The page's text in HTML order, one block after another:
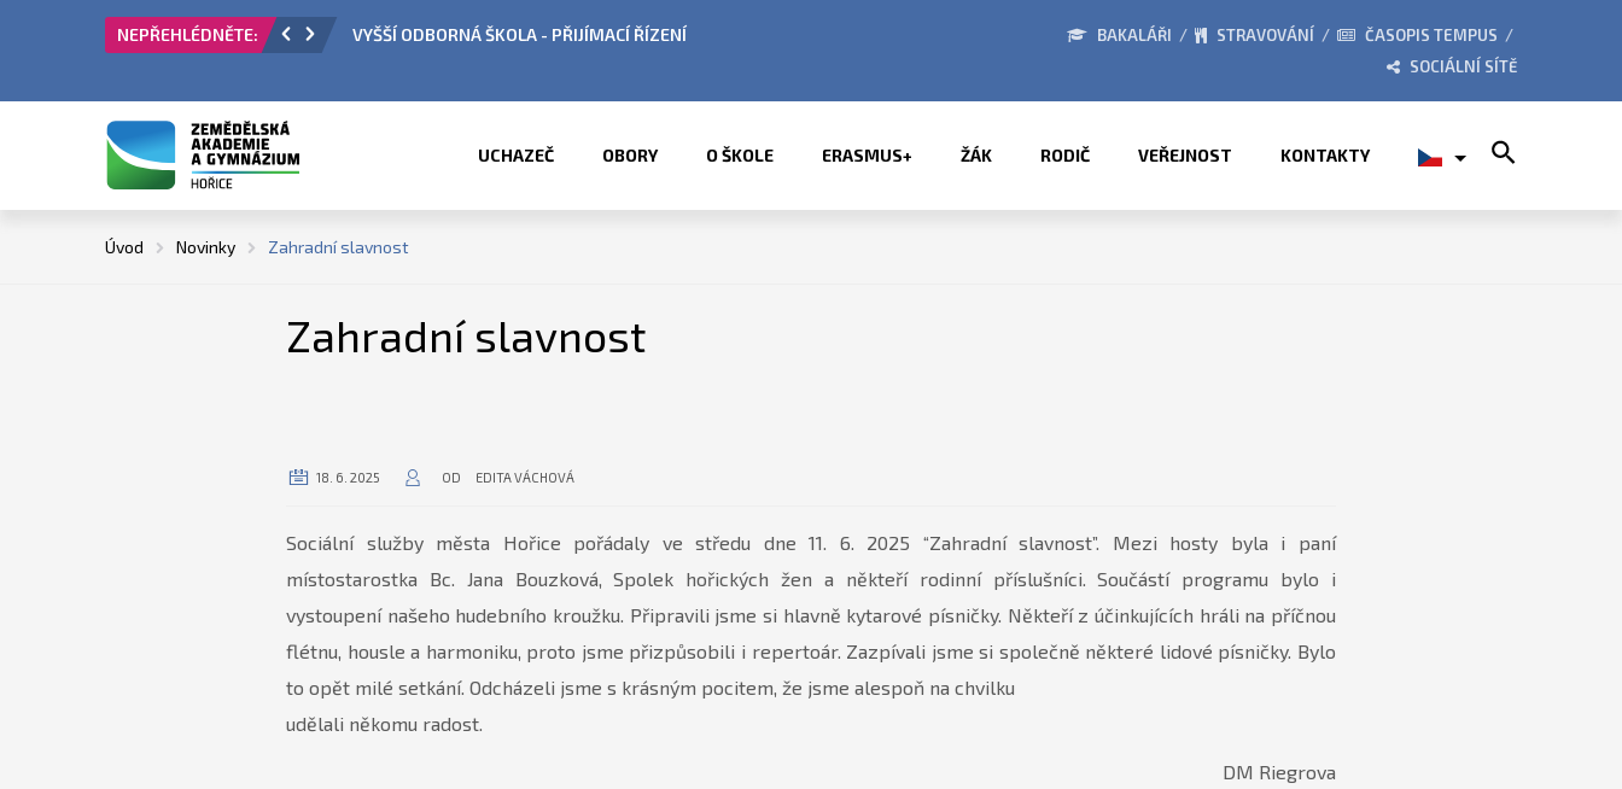
- PŘIJÍMACÍ ŘÍZENÍ ÚŘEDNÍ HODINY V OBDOBÍ LETNÍCH PRÁZDNIN PŘÍMĚSTSKÉ TÁBORY 2026 ZE ŽIVOTA
BAKALÁŘI STRAVOVÁNÍ
ČASOPIS TEMPUS
SOCIÁLNÍ SÍTĚ
UCHAZEČ OBORY O ŠKOLE ERASMUS+ ŽÁK RODIČ VEŘEJNOST KONTAKTY
Úvod Novinky Zahradní slavnost
Zahradní slavnost
18. 6. 2025 OD EDITA VÁCHOVÁ
Sociální služby města Hořice pořádaly ve středu dne 11. 6. 2025 “Zahradní slavnost”. Mezi hosty byla i paní
místostarostka Bc. Jana Bouzková, Spolek hořických žen a někteří rodinní příslušníci. Součástí programu bylo i
vystoupení našeho hudebního kroužku. Připravili jsme si hlavně kytarové písničky. Někteří z účinkujících hráli na příčnou
flétnu, housle a harmoniku, proto jsme přizpůsobili i repertoár. Zazpívali jsme si společně některé lidové písničky. Bylo
to opět milé setkání. Odcházeli jsme s krásným pocitem, že jsme alespoň na chvilku
udělali někomu radost.
DM Riegrova